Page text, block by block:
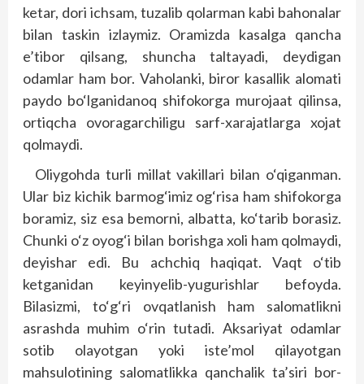
ketar, dori ichsam, tuzalib qolarman kabi bahonalar
bilan taskin izlaymiz. Oramizda kasalga qancha
e’tibor qilsang, shuncha taltayadi, deydigan
odamlar ham bor. Vaholanki, biror kasallik alomati
paydo bo‘lganidanoq shifokorga murojaat qilinsa,
ortiqcha ovoragarchiligu sarf-xarajatlarga xojat
qolmaydi.
Oliygohda turli millat vakillari bilan o‘qiganman.
Ular biz kichik barmog‘imiz og‘risa ham shifokorga
boramiz, siz esa bemorni, albatta, ko‘tarib borasiz.
Chunki o‘z oyog‘i bilan borishga xoli ham qolmaydi,
deyishar edi. Bu achchiq haqiqat. Vaqt o‘tib
ketganidan keyinyelib-yugurishlar befoyda.
Bilasizmi, to‘g‘ri ovqatlanish ham salomatlikni
asrashda muhim o‘rin tutadi. Aksariyat odamlar
sotib olayotgan yoki iste’mol qilayotgan
mahsulotining salomatlikka qanchalik ta’siri bor-